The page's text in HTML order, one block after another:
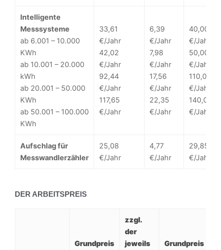
Intelligente
Messsysteme
ab 6.001 – 10.000
KWh
ab 10.001 – 20.000
kWh
ab 20.001 – 50.000
KWh
ab 50.001 – 100.000
KWh
33,61
€/Jahr
42,02
€/Jahr
92,44
€/Jahr
117,65
€/Jahr
6,39
€/Jahr
7,98
€/Jahr
17,56
€/Jahr
22,35
€/Jahr
40,00
€/Jahr
50,00
€/Jahr
110,00
€/Jahr
140,00
€/Jahr
Aufschlag für
Messwandlerzähler
25,08
€/Jahr
4,77
€/Jahr
29,85
€/Jahr
DER ARBEITSPREIS
Grundpreis
zzgl.
der
jeweils
Grundpreis